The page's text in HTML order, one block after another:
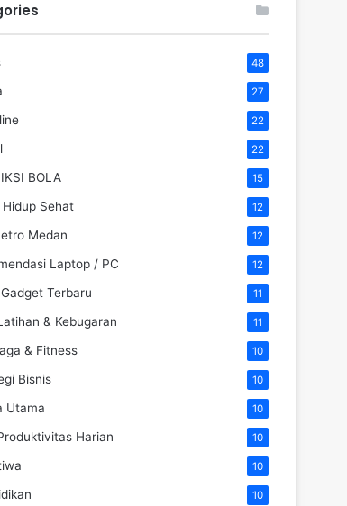
48
27
22
22
BOLA 15
Hidup Sehat 12
Medan 12
Laptop / PC 12
Terbaru 11
& Kebugaran 11
& Fitness 10
Bisnis 10
Utama 10
Harian 10
10
10